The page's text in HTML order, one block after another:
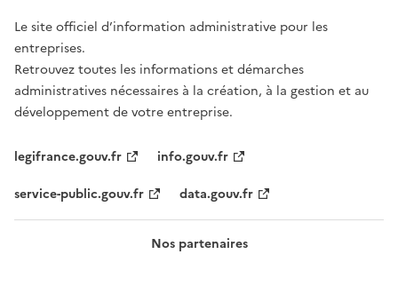
Le site officiel d’information administrative pour les
entreprises.
Retrouvez toutes les informations et démarches
administratives nécessaires à la création, à la gestion et au
développement de votre entreprise.
legifrance.gouv.fr
info.gouv.fr
service-public.gouv.fr
data.gouv.fr
Nos partenaires